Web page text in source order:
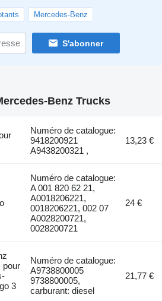
Mercedes-Benz
S'abonner
Benz Trucks
Numéro de catalogue:
9418200921
A9438200321 ,
13,23 €
Numéro de catalogue:
A 001 820 62 21,
A0018206221,
0018206221, 002 07
A0028200721,
0028200721
24 €
pour
3
Numéro de catalogue:
A9738800005
9738800005,
carburant: diesel
21,77 €